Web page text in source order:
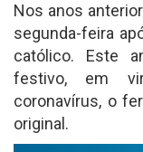
Nos anos
segunda-feira
católico. Este
festivo, em
coronavírus, o
original.